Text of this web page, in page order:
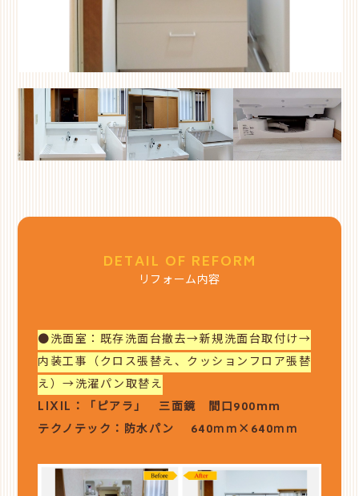
DETAIL OF REFORM
リフォーム内容
●洗面室：既存洗面台撤去→新規洗面台取付け→
内装工事（クロス張替え、クッションフロア張替
え）→洗濯パン取替え
LIXIL：「ピアラ」 三面鏡 間口900mm
テクノテック：防水パン 640ｍｍ×640ｍｍ